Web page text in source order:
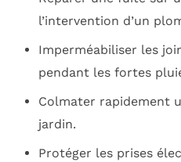
l’intervention d’un
Imperméabiliser les
pendant les fortes
Colmater rapidement
jardin.
Protéger les prises